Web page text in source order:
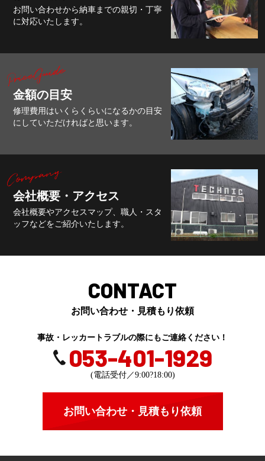
お問い合わせから納車までの親切・丁寧
に対応いたします。
金額の目安
修理費用はいくらくらいになるかの目安
にしていただければと思います。
会社概要・アクセス
会社概要やアクセスマップ、職人・スタ
ッフなどをご紹介いたします。
CONTACT
お問い合わせ・見積もり依頼
事故・レッカートラブルの際にもご連絡ください！
053-401-1929
(電話受付／9:00?18:00)
お問い合わせ・見積もり依頼